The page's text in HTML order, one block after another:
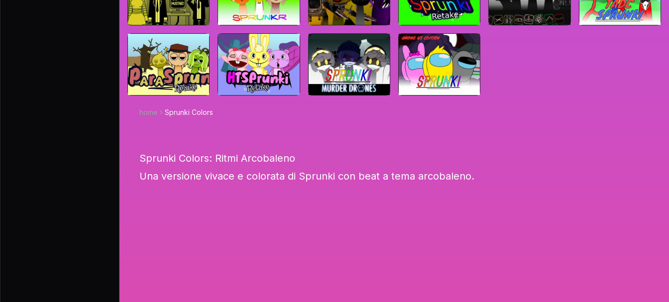
home Sprunki Colors
Sprunki Colors: Ritmi Arcobaleno
Una versione vivace e colorata di Sprunki con beat a tema arcobaleno.